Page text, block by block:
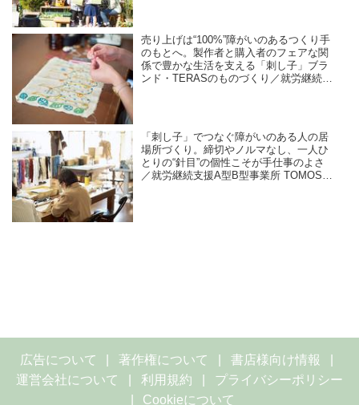
売り上げは“100%”障がいのあるつくり手
のもとへ。製作者と購入者のフェアな関
係で豊かな生活を支える「刺し子」ブラ
ンド・TERASのものづくり／就労継続支
「刺し子」でつなぐ障がいのある人の居
場所づくり。締切やノルマなし、一人ひ
とりの“針目”の個性こそが手仕事のよさ
／就労継続支援A型B型事業所 TOMOS
広告について 著作権について
書店様向け情報
運営会社について
利用規約
プライバシーポリシー
Cookieについて